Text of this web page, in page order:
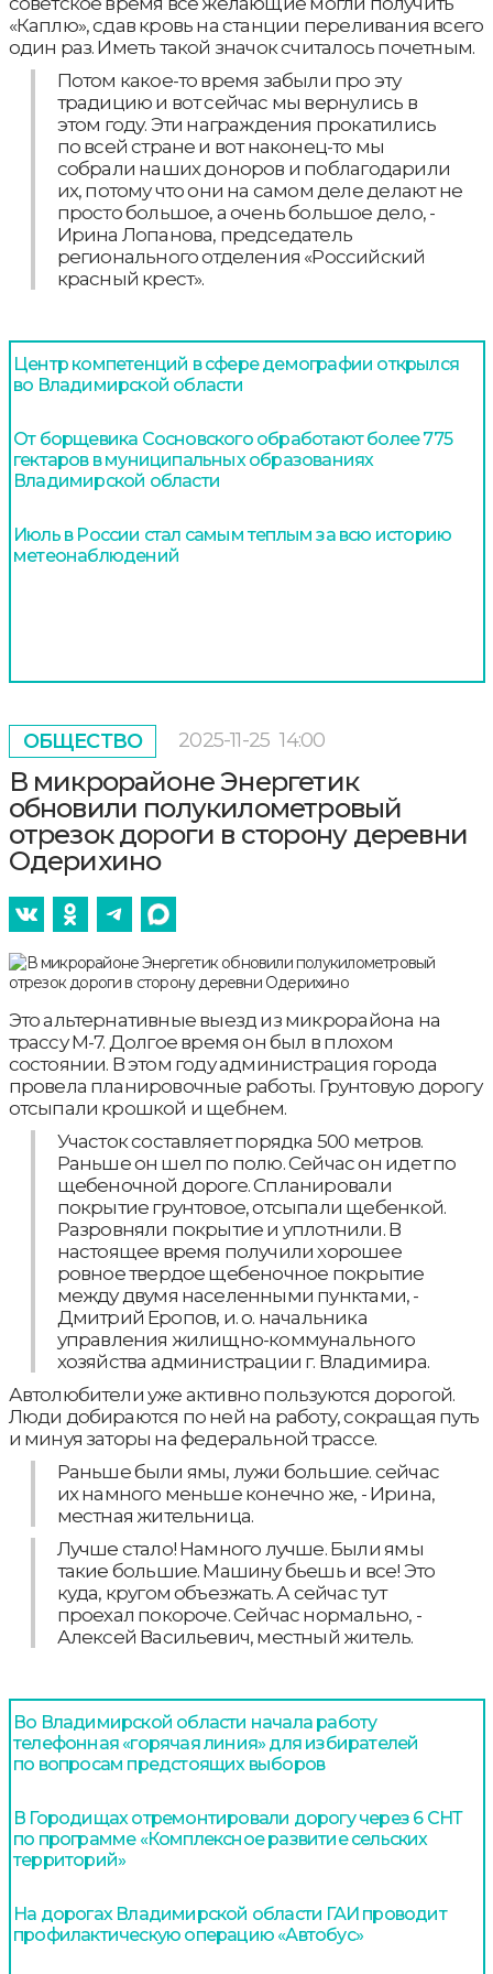
«Каплю», сдав кровь на станции переливания всего
один раз. Иметь такой значок считалось почетным.
Потом какое-то время забыли про эту
традицию и вот сейчас мы вернулись в
этом году. Эти награждения прокатились
по всей стране и вот наконец-то мы
собрали наших доноров и поблагодарили
их, потому что они на самом деле делают не
просто большое, а очень большое дело, -
Ирина Лопанова, председатель
регионального отделения «Российский
красный крест».
Центр компетенций в сфере демографии открылся
во Владимирской области
От борщевика Сосновского обработают более 775
гектаров в муниципальных образованиях
Владимирской области
Июль в России стал самым теплым за всю историю
метеонаблюдений
ОБЩЕСТВО 2025-11-25 14:00
В микрорайоне Энергетик
обновили полукилометровый
отрезок дороги в сторону деревни
Одерихино
Это альтернативные выезд из микрорайона на
трассу М-7. Долгое время он был в плохом
состоянии. В этом году администрация города
провела планировочные работы. Грунтовую дорогу
отсыпали крошкой и щебнем.
Участок составляет порядка 500 метров.
Раньше он шел по полю. Сейчас он идет по
щебеночной дороге. Спланировали
покрытие грунтовое, отсыпали щебенкой.
Разровняли покрытие и уплотнили. В
настоящее время получили хорошее
ровное твердое щебеночное покрытие
между двумя населенными пунктами, -
Дмитрий Еропов, и. о. начальника
управления жилищно-коммунального
хозяйства администрации г. Владимира.
Автолюбители уже активно пользуются дорогой.
Люди добираются по ней на работу, сокращая путь
и минуя заторы на федеральной трассе.
Раньше были ямы, лужи большие. сейчас
их намного меньше конечно же, - Ирина,
местная жительница.
Лучше стало! Намного лучше. Были ямы
такие большие. Машину бьешь и все! Это
куда, кругом объезжать. А сейчас тут
проехал покороче. Сейчас нормально, -
Алексей Васильевич, местный житель.
Во Владимирской области начала работу
телефонная «горячая линия» для избирателей
по вопросам предстоящих выборов
В Городищах отремонтировали дорогу через 6 СНТ
по программе «Комплексное развитие сельских
территорий»
На дорогах Владимирской области ГАИ проводит
профилактическую операцию «Автобус»